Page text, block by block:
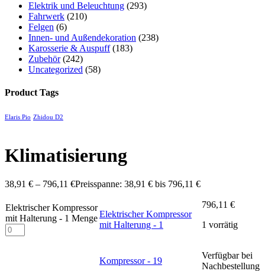
Elektrik und Beleuchtung (293)
Fahrwerk (210)
Felgen (6)
Innen- und Außendekoration (238)
Karosserie & Auspuff (183)
Zubehör (242)
Uncategorized (58)
Product Tags
Elaris Pio Zhidou D2
Klimatisierung
38,91 € – 796,11 €Preisspanne: 38,91 € bis 796,11 €
Elektrischer Kompressor
mit Halterung - 1 MengeElektrischer Kompressor
mit Halterung - 1
796,11 €
1 vorrätig
Kompressor - 19
Verfügbar bei
Nachbestellung